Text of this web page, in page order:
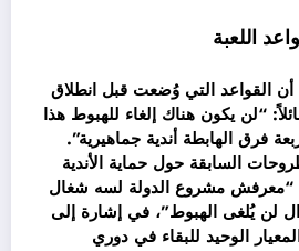
اللعبة
القواعد التي وُضعت قبل انطلاق
“لن يكون هناك إلغاء للهبوط هذا
فرق الهابطة أندية جماهيرية”.
السابقة حول حماية الأندية
“معرفش مشروع الدولة لسه شغال
لن يُلغى الهبوط”، في إشارة إلى
الوحيد للبقاء في دوري